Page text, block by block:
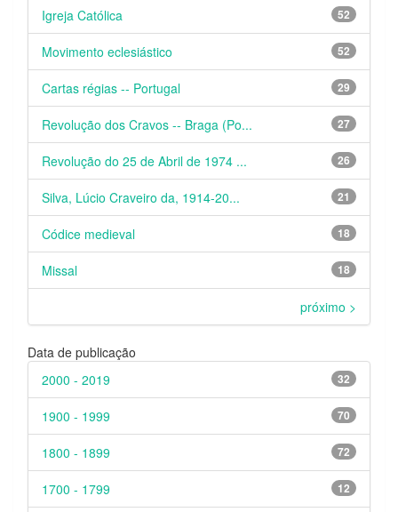
52
Igreja Católica
52
Movimento eclesiástico
29
Cartas régias -- Portugal
27
Revolução dos Cravos -- Braga (Po...
26
Revolução do 25 de Abril de 1974 ...
21
Silva, Lúcio Craveiro da, 1914-20...
18
Códice medieval
18
Missal
próximo >
Data de publicação
32
2000 - 2019
70
1900 - 1999
72
1800 - 1899
12
1700 - 1799